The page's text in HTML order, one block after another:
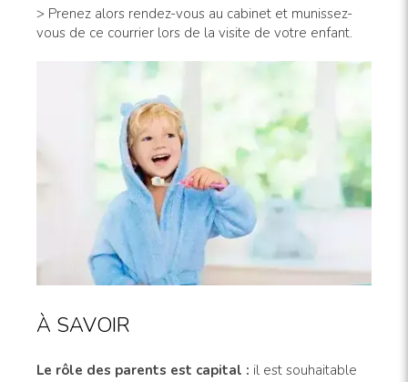
> Prenez alors rendez-vous au cabinet et munissez-
vous de ce courrier lors de la visite de votre enfant.
À SAVOIR
Le rôle des parents est capital : il est souhaitable